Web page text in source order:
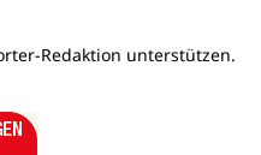
Redaktion unterstützen.